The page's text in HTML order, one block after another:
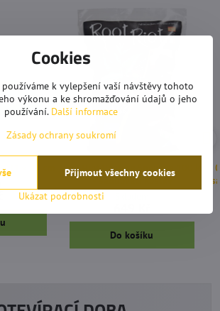
31 × 23 cm
Root Riot Rooting Sponges 100 ks
- sadbovací kostky
Do košíku
Cookies
používáme k vylepšení vaší návštěvy tohoto
výkonu a ke shromažďování údajů o jeho
používání. Další informace
Zásady ochrany soukromí
Ukázat podrobnosti
Přijmout všechny cookies